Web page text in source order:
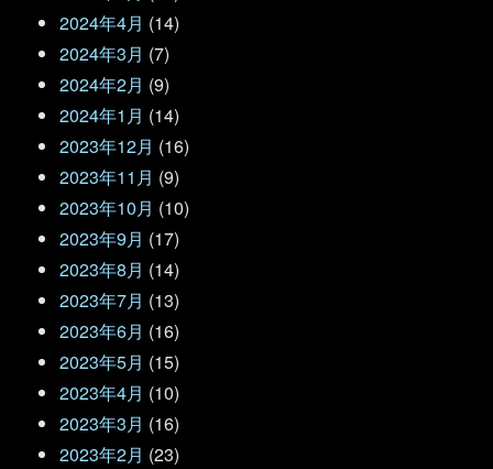
2024年4月 (14)
2024年3月 (7)
2024年2月 (9)
2024年1月 (14)
2023年12月 (16)
2023年11月 (9)
2023年10月 (10)
2023年9月 (17)
2023年8月 (14)
2023年7月 (13)
2023年6月 (16)
2023年5月 (15)
2023年4月 (10)
2023年3月 (16)
2023年2月 (23)